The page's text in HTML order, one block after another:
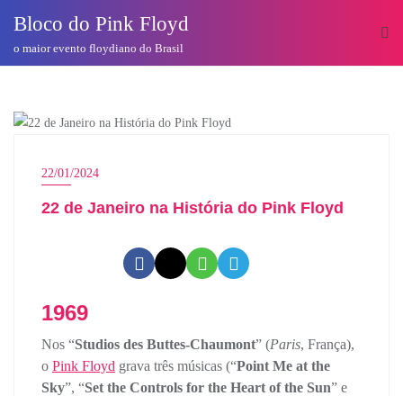
conteúdo
Bloco do Pink Floyd
o maior evento floydiano do Brasil
22/01/2024
22 de Janeiro na História do Pink Floyd
1969
Nos “Studios des Buttes-Chaumont” (Paris, França),
o Pink Floyd grava três músicas (“Point Me at the
Sky”, “Set the Controls for the Heart of the Sun” e